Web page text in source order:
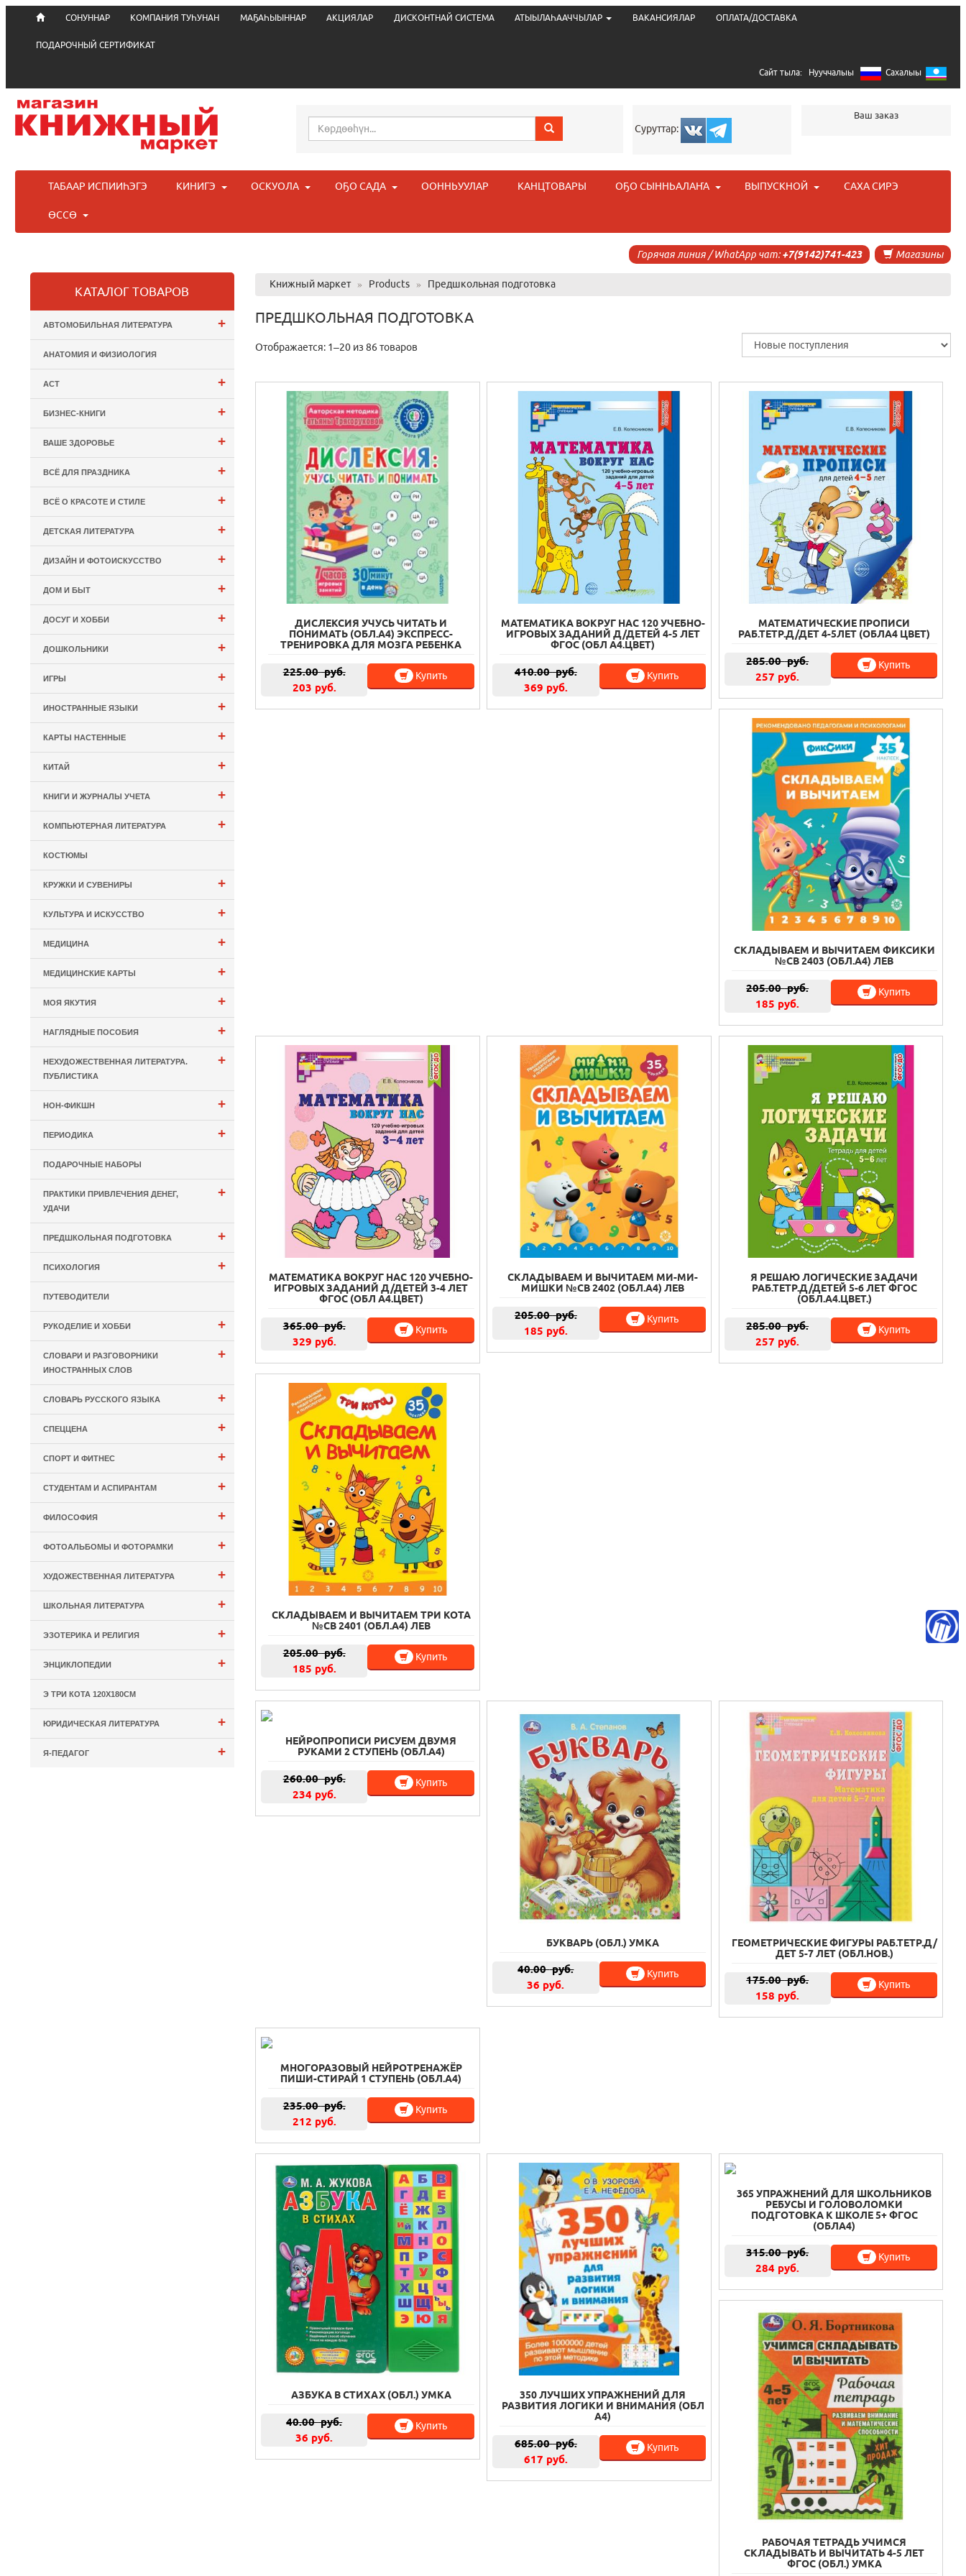
СОНУННАР КОМПАНИЯ ТУҺУНАН МАҔАҺЫЫННАР АКЦИЯЛАР ДИСКОНТНАЙ СИСТЕМА АТЫЫЛАҺААЧЧЫЛАР ВАКАНСИЯЛАР ОПЛАТА/ДОСТАВКА
ПОДАРОЧНЫЙ СЕРТИФИКАТ
Сайт тыла: Нууччалыы Сахалыы
Суруттар:
Ваш заказ
ТАБААР ИСПИИҺЭГЭ КИНИГЭ ОСКУОЛА ОҔО САДА ООННЬУУЛАР КАНЦТОВАРЫ ОҔО СЫННЬАЛАҤА ВЫПУСКНОЙ САХА СИРЭ
ӨССӨ
Магазины
Горячая линия / WhatApp чат:+7(9142)741-423
Книжный маркет » Products » Предшкольная подготовка
ПРЕДШКОЛЬНАЯ ПОДГОТОВКА
Отображается: 1–20 из 86 товаров
ДИСЛЕКСИЯ УЧУСЬ ЧИТАТЬ И
ПОНИМАТЬ (ОБЛ.А4) ЭКСПРЕСС-
ТРЕНИРОВКА ДЛЯ МОЗГА РЕБЕНКА
225.00руб.
203 руб.
Купить
МАТЕМАТИКА ВОКРУГ НАС 120 УЧЕБНО-
ИГРОВЫХ ЗАДАНИЙ Д/ДЕТЕЙ 4-5 ЛЕТ
ФГОС (ОБЛ А4.ЦВЕТ)
410.00руб.
369 руб.
Купить
МАТЕМАТИЧЕСКИЕ ПРОПИСИ
РАБ.ТЕТР.Д/ДЕТ 4-5ЛЕТ (ОБЛА4 ЦВЕТ)
285.00руб.
257 руб.
Купить
СКЛАДЫВАЕМ И ВЫЧИТАЕМ ФИКСИКИ
№СВ 2403 (ОБЛ.А4) ЛЕВ
205.00руб.
185 руб.
Купить
МАТЕМАТИКА ВОКРУГ НАС 120 УЧЕБНО-
ИГРОВЫХ ЗАДАНИЙ Д/ДЕТЕЙ 3-4 ЛЕТ
ФГОС (ОБЛ А4.ЦВЕТ)
365.00руб.
329 руб.
Купить
СКЛАДЫВАЕМ И ВЫЧИТАЕМ МИ-МИ-
МИШКИ №СВ 2402 (ОБЛ.А4) ЛЕВ
205.00руб.
185 руб.
Купить
Я РЕШАЮ ЛОГИЧЕСКИЕ ЗАДАЧИ
РАБ.ТЕТР.Д/ДЕТЕЙ 5-6 ЛЕТ ФГОС
(ОБЛ.А4.ЦВЕТ.)
285.00руб.
257 руб.
Купить
СКЛАДЫВАЕМ И ВЫЧИТАЕМ ТРИ КОТА
№СВ 2401 (ОБЛ.А4) ЛЕВ
205.00руб.
185 руб.
Купить
НЕЙРОПРОПИСИ РИСУЕМ ДВУМЯ
РУКАМИ 2 СТУПЕНЬ (ОБЛ.А4)
260.00руб.
234 руб.
Купить
БУКВАРЬ (ОБЛ.) УМКА
40.00руб.
36 руб.
Купить
ГЕОМЕТРИЧЕСКИЕ ФИГУРЫ РАБ.ТЕТР.Д/
ДЕТ 5-7 ЛЕТ (ОБЛ.НОВ.)
175.00руб.
158 руб.
Купить
МНОГОРАЗОВЫЙ НЕЙРОТРЕНАЖЁР
ПИШИ-СТИРАЙ 1 СТУПЕНЬ (ОБЛ.А4)
235.00руб.
212 руб.
Купить
АЗБУКА В СТИХАХ (ОБЛ.) УМКА
40.00руб.
36 руб.
Купить
350 ЛУЧШИХ УПРАЖНЕНИЙ ДЛЯ
РАЗВИТИЯ ЛОГИКИ И ВНИМАНИЯ (ОБЛ
А4)
685.00руб.
617 руб.
Купить
365 УПРАЖНЕНИЙ ДЛЯ ШКОЛЬНИКОВ
РЕБУСЫ И ГОЛОВОЛОМКИ
ПОДГОТОВКА К ШКОЛЕ 5+ ФГОС
(ОБЛА4)
315.00руб.
284 руб.
Купить
РАБОЧАЯ ТЕТРАДЬ УЧИМСЯ
СКЛАДЫВАТЬ И ВЫЧИТАТЬ 4-5 ЛЕТ
ФГОС (ОБЛ.) УМКА
КАТАЛОГ ТОВАРОВ
+
АВТОМОБИЛЬНАЯ ЛИТЕРАТУРА
АНАТОМИЯ И ФИЗИОЛОГИЯ
+
АСТ
+
БИЗНЕС-КНИГИ
+
ВАШЕ ЗДОРОВЬЕ
+
ВСЁ ДЛЯ ПРАЗДНИКА
+
ВСЁ О КРАСОТЕ И СТИЛЕ
+
ДЕТСКАЯ ЛИТЕРАТУРА
+
ДИЗАЙН И ФОТОИСКУССТВО
+
ДОМ И БЫТ
+
ДОСУГ И ХОББИ
+
ДОШКОЛЬНИКИ
+
ИГРЫ
+
ИНОСТРАННЫЕ ЯЗЫКИ
+
КАРТЫ НАСТЕННЫЕ
+
КИТАЙ
+
КНИГИ И ЖУРНАЛЫ УЧЕТА
+
КОМПЬЮТЕРНАЯ ЛИТЕРАТУРА
КОСТЮМЫ
+
КРУЖКИ И СУВЕНИРЫ
+
КУЛЬТУРА И ИСКУССТВО
+
МЕДИЦИНА
+
МЕДИЦИНСКИЕ КАРТЫ
+
МОЯ ЯКУТИЯ
+
НАГЛЯДНЫЕ ПОСОБИЯ
+
НЕХУДОЖЕСТВЕННАЯ ЛИТЕРАТУРА.
ПУБЛИСТИКА
+
НОН-ФИКШН
+
ПЕРИОДИКА
ПОДАРОЧНЫЕ НАБОРЫ
+
ПРАКТИКИ ПРИВЛЕЧЕНИЯ ДЕНЕГ,
УДАЧИ
+
ПРЕДШКОЛЬНАЯ ПОДГОТОВКА
+
ПСИХОЛОГИЯ
ПУТЕВОДИТЕЛИ
+
РУКОДЕЛИЕ И ХОББИ
+
СЛОВАРИ И РАЗГОВОРНИКИ
ИНОСТРАННЫХ СЛОВ
+
СЛОВАРЬ РУССКОГО ЯЗЫКА
+
СПЕЦЦЕНА
+
СПОРТ И ФИТНЕС
+
СТУДЕНТАМ И АСПИРАНТАМ
+
ФИЛОСОФИЯ
+
ФОТОАЛЬБОМЫ И ФОТОРАМКИ
+
ХУДОЖЕСТВЕННАЯ ЛИТЕРАТУРА
+
ШКОЛЬНАЯ ЛИТЕРАТУРА
+
ЭЗОТЕРИКА И РЕЛИГИЯ
+
ЭНЦИКЛОПЕДИИ
Э ТРИ КОТА 120Х180СМ
+
ЮРИДИЧЕСКАЯ ЛИТЕРАТУРА
+
Я-ПЕДАГОГ